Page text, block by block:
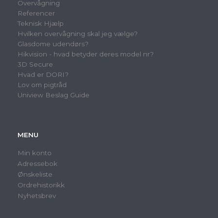
Overvågning
Referencer
Teknisk Hjælp
Hvilken overvågning skal jeg vælge?
Glasdome udendørs?
Hikvision - hvad betyder deres model nr?
3D Secure
Hvad er DORI?
Lov om pigtråd
Uniview Beslag Guide
MENU
Min konto
Adressebok
Ønskeliste
Ordrehistorikk
Nyhetsbrev